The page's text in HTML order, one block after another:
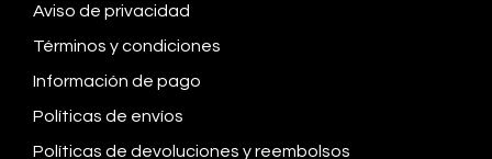
Aviso de privacidad
Términos y condiciones
Información de pago
Políticas de envíos
Políticas de devoluciones y reembolsos